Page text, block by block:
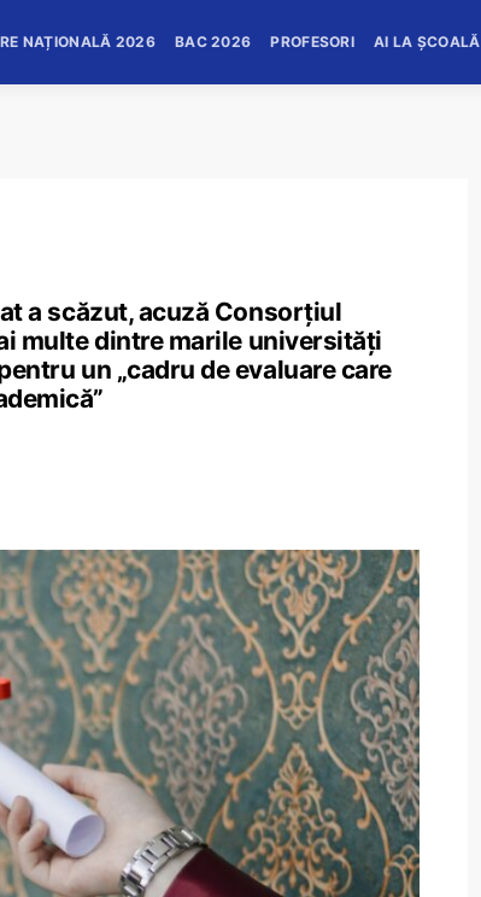
NAȚIONALĂ 2026 BAC 2026 PROFESORI AI LA ȘCOALĂ
a scăzut, acuză Consorțiul
multe dintre marile universități
un „cadru de evaluare care